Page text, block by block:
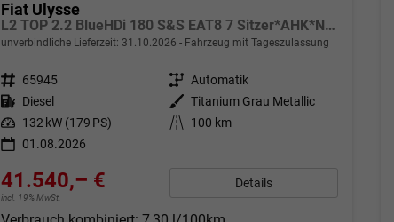
Fiat Ulysse
L2 TOP 2.2 BlueHDi 180 S&S EAT8 7 Sitzer*AHK*Navi*SHZ*Kamera*Keyless*Klimaauto*ACC
unverbindliche Lieferzeit: 31.10.2026 Fahrzeug mit Tageszulassung
Fahrzeugnr. 65945 Getriebe Automatik
Kraftstoff Diesel Außenfarbe Titanium Grau Metallic
Leistung 132 kW (179 PS) Kilometerstand
100 km
01.08.2026
41.540,– €
incl. 19% MwSt.
Details